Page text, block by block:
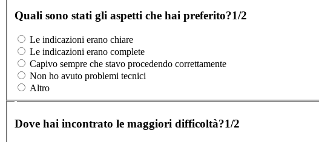
Quali sono stati gli aspetti che hai preferito?1/2
Le indicazioni erano chiare
Le indicazioni erano complete
Capivo sempre che stavo procedendo correttamente
Non ho avuto problemi tecnici
Altro
Dove hai incontrato le maggiori difficoltà?1/2